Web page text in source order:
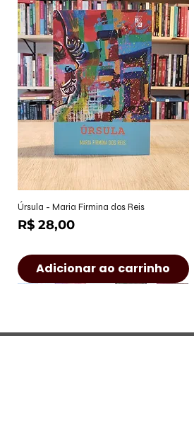
Visualização rápida
Úrsula - Maria Firmina dos Reis
Preço
R$ 28,00
Adicionar ao carrinho